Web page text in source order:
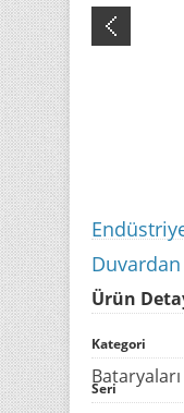
Duvardan
Ürün
Kategori
Bataryaları
Seri